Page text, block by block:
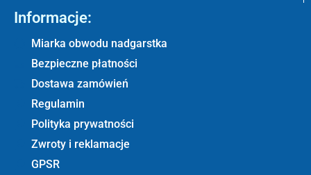
Informacje:
Miarka obwodu nadgarstka
Bezpieczne płatności
Dostawa zamówień
Regulamin
Polityka prywatności
Zwroty i reklamacje
GPSR